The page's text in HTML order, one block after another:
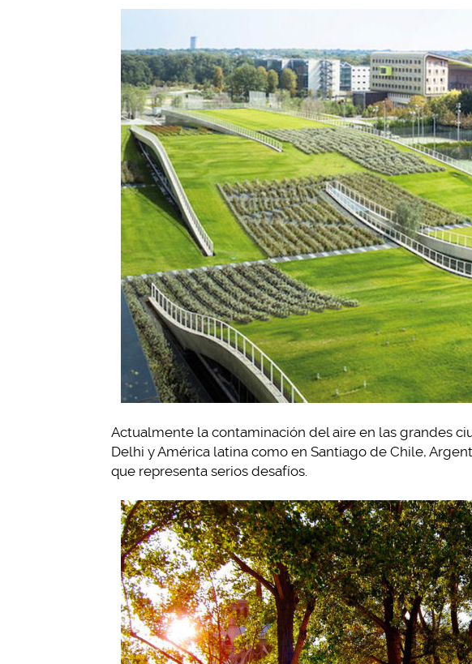
Actualmente la contaminación del aire en las grandes
Delhi y América latina como en Santiago de Chile,
que representa serios desafíos.